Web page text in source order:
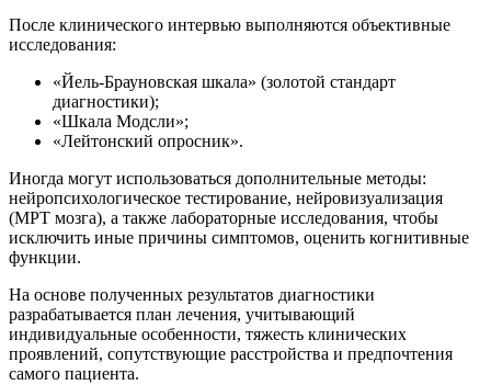
После клинического интервью выполняются объективные
исследования:
«Йель-Брауновская шкала» (золотой стандарт
диагностики);
«Шкала Модсли»;
«Лейтонский опросник».
Иногда могут использоваться дополнительные методы:
нейропсихологическое тестирование, нейровизуализация
(МРТ мозга), а также лабораторные исследования, чтобы
исключить иные причины симптомов, оценить когнитивные
функции.
На основе полученных результатов диагностики
разрабатывается план лечения, учитывающий
индивидуальные особенности, тяжесть клинических
проявлений, сопутствующие расстройства и предпочтения
самого пациента.